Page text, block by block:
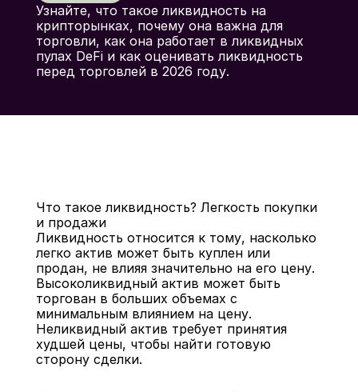
Узнайте, что такое ликвидность на
крипторынках, почему она важна для
торговли, как она работает в ликвидных
пулах DeFi и как оценивать ликвидность
перед торговлей в 2026 году.
Назад
Что такое ликвидность? Легкость покупки
и продажи
Ликвидность относится к тому, насколько
легко актив может быть куплен или
продан, не влияя значительно на его цену.
Высоколиквидный актив может быть
торгован в больших объемах с
минимальным влиянием на цену.
Неликвидный актив требует принятия
худшей цены, чтобы найти готовую
сторону сделки.